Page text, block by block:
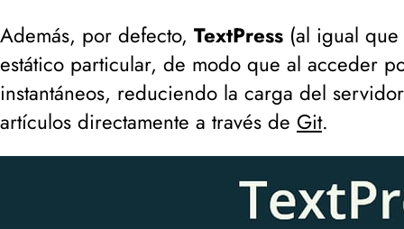
Además, por defecto, TextPress (al igual que
estático particular, de modo que al acceder
instantáneos, reduciendo la carga del
artículos directamente a través de Git.